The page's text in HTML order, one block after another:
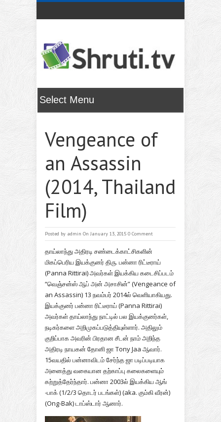
Vengeance of
an Assassin
(2014, Thailand
Film)
Posted by admin On January 13, 2015 0 Comment
தாய்லாந்து அதிரடி சண்டைக்காட்சிகளின்
மிகப்பெரிய இயக்குனர் திரு. பன்னா ரிட்டீராய்
(Panna Rittirai) அவர்கள் இயக்கிய கடைசிப்படம்
“வெஞ்சன்ஸ் ஆப் அன் அசாசின்” (Vengeance of
an Assassin) 13 நவம்பர் 2014ல் வெளியாகியது.
இயக்குனர் பன்னா ரிட்டீராய் (Panna Rittirai)
அவர்கள் தாய்லாந்து நாட்டில் பல இயக்குனர்கள்,
நடிகர்களை அறிமுகப்படுத்தியுள்ளார். அதிலும்
குறிப்பாக அவரின் பிரதான சீடன் நாம் அறிந்த
அதிரடி நாயகன் தோனி ஜா Tony Jaa ஆவார்.
15வயதில் பன்னாவிடம் சேர்ந்த ஜா படிப்படியாக
அனைத்து வகையான தற்காப்பு கலைகளையும்
கற்றுத்தேர்ந்தார். பன்னா 2003ல் இயக்கிய ஆங்
-பாக் (1/2/3 தொடர் படங்கள்) (aka. கும்கி வீரன்)
(Ong-Bak) டாப்ஸ்டார் ஆனார்.